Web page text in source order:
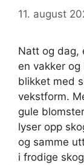
11. august
Natt og dag,
en vakker
blikket med
vekstform.
gule
lyser opp
og samme
i frodige